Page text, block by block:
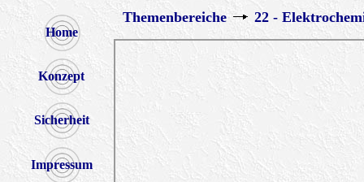
Home
Konzept
Sicherheit
Impressum
Themenbereiche 22 -